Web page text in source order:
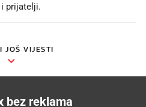
prijatelji.
JOŠ VIJESTI
bez reklama